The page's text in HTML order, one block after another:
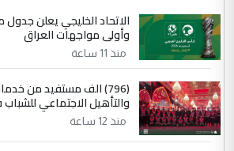
الموضوع :
الجواهري يرد على
مضجعيك يابن الزنا (نص كامل)
سردار
التعليق : واحد من عصابة علي
جنسية الرافد الثالث للعراق ومن
ابا فرات ...
وأولى مواجهات العراق
منذ 11 ساعة
(796) الف مستفيد من
والتأهيل الاجتماعي للشباب
منذ 12 ساعة